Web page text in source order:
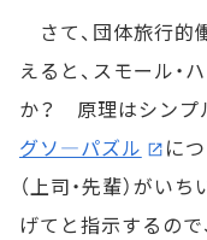
さて、団体旅行的
えると、スモール・
か？ 原理はシンプ
グソ―パズル
に
（上司・先輩）がい
げてと指示するので